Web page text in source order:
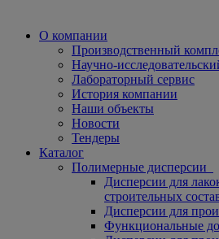
О компании
Производственный
Научно-
Лабораторный сервис
История компании
Наши объекты
Новости
Тендеры
Каталог
Полимерные дисперсии
Дисперсии для
строительных
Дисперсии для
Функциональные